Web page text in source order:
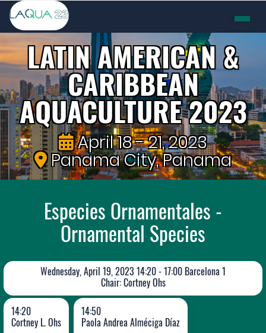
LATIN AMERICAN &
CARIBBEAN
AQUACULTURE 2023
April 18 - 21, 2023
Panama City, Panama
Especies Ornamentales -
Ornamental Species
Wednesday, April 19, 2023 14:20 - 17:00 Barcelona 1
Chair: Cortney Ohs
14:20
Cortney L. Ohs
14:50
Paola Andrea Alméciga Díaz